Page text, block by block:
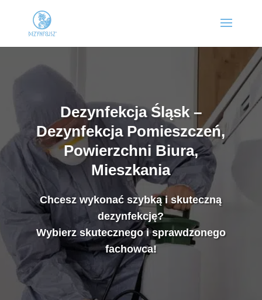
Dezynfekcja Śląsk –
Dezynfekcja Pomieszczeń,
Powierzchni Biura,
Mieszkania
Chcesz wykonać szybką i skuteczną
dezynfekcję?
Wybierz skutecznego i sprawdzonego
fachowca!